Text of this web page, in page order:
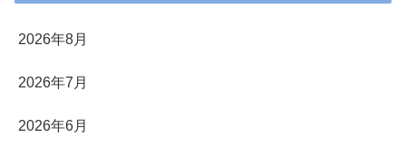
2026年8月
2026年7月
2026年6月